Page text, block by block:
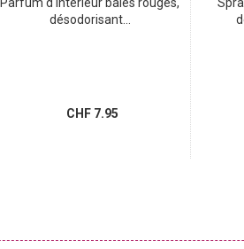
désodorisant...
CHF 7.95